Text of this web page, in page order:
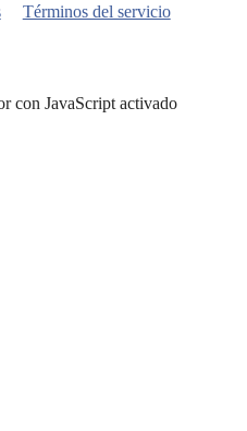
Términos del servicio
con JavaScript activado